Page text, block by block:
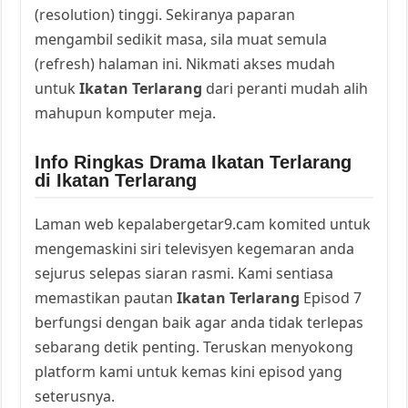
(resolution) tinggi. Sekiranya paparan
mengambil sedikit masa, sila muat semula
(refresh) halaman ini. Nikmati akses mudah
untukIkatan Terlarang dari peranti mudah alih
mahupun komputer meja.
Info Ringkas Drama Ikatan Terlarang
di Ikatan Terlarang
Laman web kepalabergetar9.cam komited untuk
mengemaskini siri televisyen kegemaran anda
sejurus selepas siaran rasmi. Kami sentiasa
memastikan pautanIkatan Terlarang Episod 7
berfungsi dengan baik agar anda tidak terlepas
sebarang detik penting. Teruskan menyokong
platform kami untuk kemas kini episod yang
seterusnya.